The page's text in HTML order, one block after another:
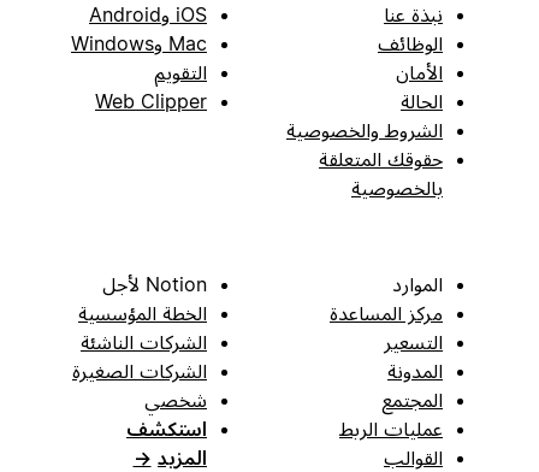
نبذة عنا
الوظائف
الأمان
الحالة
الشروط والخصوصية
حقوقك المتعلقة
بالخصوصية
iOS وAndroid
Mac وWindows
التقويم
Web Clipper
الموارد
مركز المساعدة
التسعير
المدونة
المجتمع
عمليات الربط
القوالب
Notion لأجل
الخطة المؤسسية
الشركات الناشئة
الشركات الصغيرة
شخصي
استكشف
المزيد →